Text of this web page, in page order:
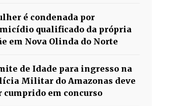
é condenada por
qualificado da própria
em Nova Olinda do Norte
de Idade para ingresso na
Militar do Amazonas deve
cumprido em concurso